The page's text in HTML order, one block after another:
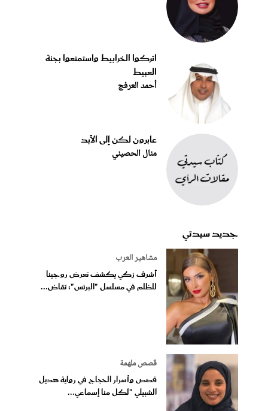
اتركوا الخرابيط واستمتعوا بجنة
العبيط
أحمد العرفج
عابرون لكن إلى الأبد
منال الحصيني
جديد سيدتي
مشاهير العرب
أشرف زكي يكشف تعرض روجينا
للظلم في مسلسل "البرنس": تقاض...
قصص ملهمة
قصص وأسرار الحجاج في رواية هديل
الشبيلي "لكل منا إسماعي...